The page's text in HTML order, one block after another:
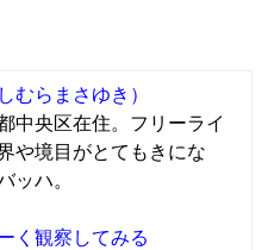
むらまさゆき）
中央区在住。フリーライ
や境目がとてもきにな
ッハ。
く観察してみる